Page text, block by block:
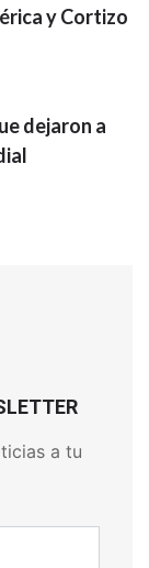
y Cortizo
dejaron a
a tu